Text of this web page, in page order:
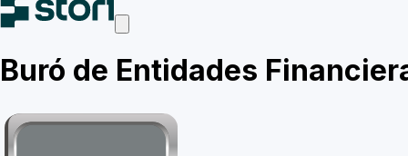
Buró de Entidades